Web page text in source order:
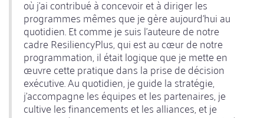
où j'ai contribué à concevoir et à diriger les
programmes mêmes que je gère aujourd'hui au
quotidien. Et comme je suis l'auteure de notre
cadre ResiliencyPlus, qui est au cœur de notre
programmation, il était logique que je mette en
œuvre cette pratique dans la prise de décision
exécutive. Au quotidien, je guide la stratégie,
j'accompagne les équipes et les partenaires, je
cultive les financements et les alliances, et je